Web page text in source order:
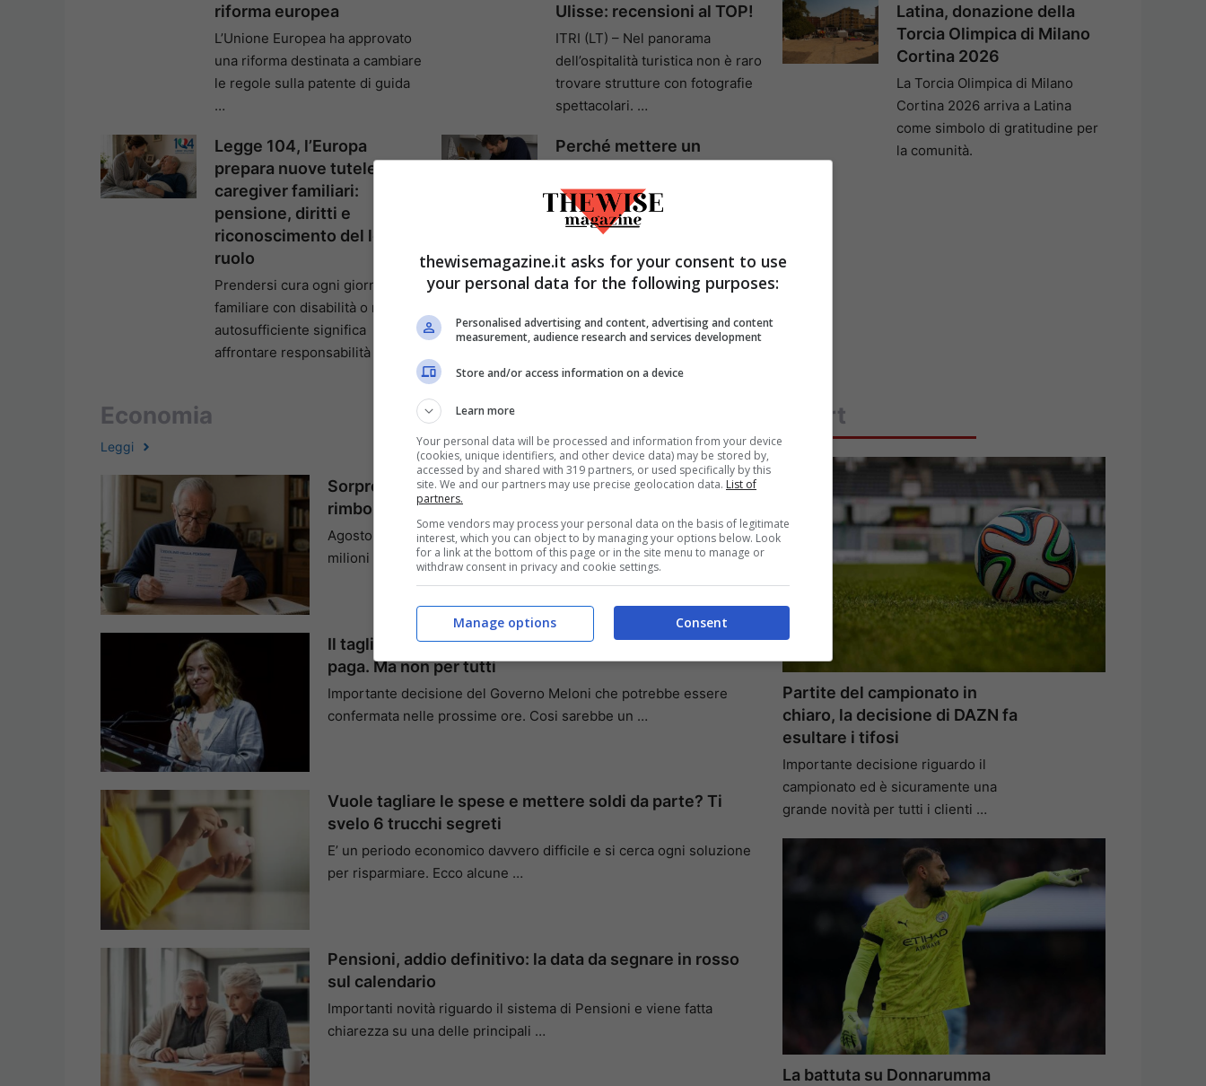
riforma europea
L’Unione Europea ha approvato
una riforma destinata a cambiare
le regole sulla patente di guida
…
Legge 104, l’Europa
prepara nuove tutele per i
caregiver familiari:
pensione, diritti e
riconoscimento del loro
ruolo
Prendersi cura ogni giorno di un
familiare con disabilità o non
autosufficiente significa
affrontare responsabilità …
Ulisse: recensioni al TOP!
ITRI (LT) – Nel panorama
dell’ospitalità turistica non è raro
trovare strutture con fotografie
spettacolari. …
Perché mettere un
lavandino prima di partire
per le vacanze: il trucco
che può evitarti brutte
sorprese
Quando si parte per qualche
basta davvero un piccolo …
Latina, donazione della
Torcia Olimpica di Milano
Cortina 2026
La Torcia Olimpica di Milano
Cortina 2026 arriva a Latina
come simbolo di gratitudine per
la comunità.
Economia
Leggi
Sorpresa INPS ad agosto 2026: accrediti in arrivo,
rimborsi del 730 e calendario completo dei pagamenti
Agosto 2026 porta con sé un calendario ricco di pagamenti per
milioni di cittadini. Pensionati, …
Il taglio del Governo vale oltre 1600 euro in più in busta
paga. Ma non per tutti
Importante decisione del Governo Meloni che potrebbe essere
confermata nelle prossime ore. Cosi sarebbe un …
Vuole tagliare le spese e mettere soldi da parte? Ti
svelo 6 trucchi segreti
E’ un periodo economico davvero difficile e si cerca ogni soluzione
per risparmiare. Ecco alcune …
Pensioni, addio definitivo: la data da segnare in rosso
sul calendario
Importanti novità riguardo il sistema di Pensioni e viene fatta
chiarezza su una delle principali …
Sport
Partite del campionato in
chiaro, la decisione di DAZN fa
esultare i tifosi
Importante decisione riguardo il
campionato ed è sicuramente una
grande novità per tutti i clienti …
La battuta su Donnarumma
thewisemagazine.it asks for your consent to use
your personal data for the following purposes:
Personalised advertising and content, advertising and content
measurement, audience research and services development
Store and/or access information on a device
Learn more
Your personal data will be processed and information from your device
(cookies, unique identifiers, and other device data) may be stored by,
accessed by and shared with 319 partners, or used specifically by this
site. We and our partners may use precise geolocation data. List of
partners.
Some vendors may process your personal data on the basis of legitimate
interest, which you can object to by managing your options below. Look
for a link at the bottom of this page or in the site menu to manage or
withdraw consent in privacy and cookie settings.
Consent
Manage options